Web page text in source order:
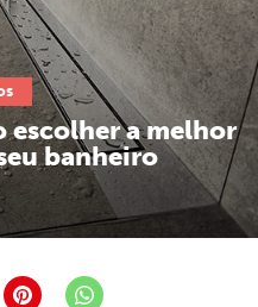
escolher a melhor
banheiro